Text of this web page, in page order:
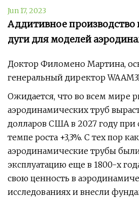
Jun 17, 2023
Аддитивное производство
дуги для моделей
Доктор Филомено Мартина,
генеральный директор
Ожидается, что во всем мире
аэродинамических труб
долларов США в 2027 году при
темпе роста +3,3%. С тех пор
аэродинамические трубы
эксплуатацию еще в 1800-х
свою ценность в
исследованиях и внесли